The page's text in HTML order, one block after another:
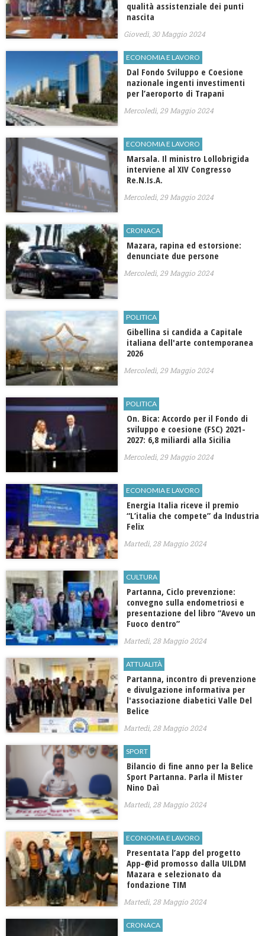
qualità assistenziale dei punti
nascita
Giovedì, 30 Maggio 2024
ECONOMIA E LAVORO
Dal Fondo Sviluppo e Coesione
nazionale ingenti investimenti
per l’aeroporto di Trapani
Mercoledì, 29 Maggio 2024
ECONOMIA E LAVORO
Marsala. Il ministro Lollobrigida
interviene al XIV Congresso
Re.N.Is.A.
Mercoledì, 29 Maggio 2024
CRONACA
Mazara, rapina ed estorsione:
denunciate due persone
Mercoledì, 29 Maggio 2024
POLITICA
Gibellina si candida a Capitale
italiana dell'arte contemporanea
2026
Mercoledì, 29 Maggio 2024
POLITICA
On. Bica: Accordo per il Fondo di
sviluppo e coesione (FSC) 2021-
2027: 6,8 miliardi alla Sicilia
Mercoledì, 29 Maggio 2024
ECONOMIA E LAVORO
Energia Italia riceve il premio
“L’italia che compete” da Industria
Felix
Martedì, 28 Maggio 2024
CULTURA
Partanna, Ciclo prevenzione:
convegno sulla endometriosi e
presentazione del libro “Avevo un
Fuoco dentro”
Martedì, 28 Maggio 2024
ATTUALITÀ
Partanna, incontro di prevenzione
e divulgazione informativa per
l'associazione diabetici Valle Del
Belice
Martedì, 28 Maggio 2024
SPORT
Bilancio di fine anno per la Belice
Sport Partanna. Parla il Mister
Nino Daì
Martedì, 28 Maggio 2024
ECONOMIA E LAVORO
​Presentata l’app del progetto
App-@id promosso dalla UILDM
Mazara e selezionato da
fondazione TIM
Martedì, 28 Maggio 2024
CRONACA